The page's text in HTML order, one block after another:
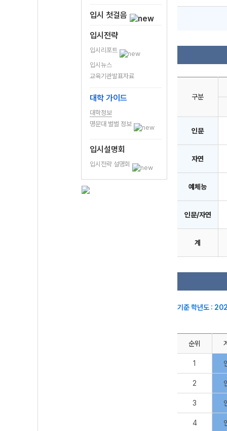
입시 첫걸음
입시전략
입시리포트
입시뉴스
교육기관발표자료
대학 가이드
대학정보
명문대 별별 정보
입시설명회
입시전략 설명회
구분
인문
자연
예체능
인문/자연
계
기준 학년도 :
순위
1
2
3
4